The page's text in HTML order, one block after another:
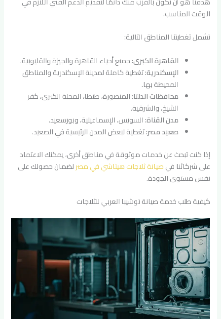
الوقت المناسب.
تشمل تغطيتنا المناطق التالية:
القاهرة الكبرى:جميع أحياء القاهرة والجيزة والقليوبية.
الإسكندرية:تغطية كاملة لمدينة الإسكندرية والمناطق
المحيطة بها.
محافظات الدلتا:المنصورة، طنطا، المحلة الكبرى، كفر
الشيخ، والشرقية.
مدن القناة:السويس، الإسماعيلية، وبورسعيد.
صعيد مصر:تغطية لبعض المدن الرئيسية في الصعيد.
إذا كنت تبحث عن خدمات موثوقة في مناطق أخرى، يمكنك الاعتماد
على شركائنا فيصيانة ثلاجات هيتاشي في مصرلضمان حصولك على
نفس مستوى الجودة.
كيفية طلب خدمة صيانة توشيبا العربي للثلاجات